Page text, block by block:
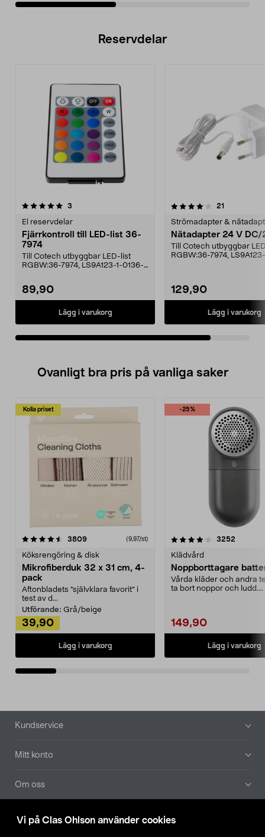
Vi på Clas Ohlson använder cookies
Reservdelar
3
El reservdelar
Fjärrkontroll till LED-list 36-
7974
Till Cotech utbyggbar LED-list
RGBW:36-7974, LS9A123-1-0136-
89,90
Lägg i varukorg
4.0av 5 stjärnor 21
Strömadapter &
Nätadapter 24 V DC/
Till Cotech utbyggbar
RGBW:36-7974,
129,90
Lägg i varukorg
Ovanligt bra pris på vanliga saker
Kolla priset
3809recensioner (9,97/st)
Köksrengöring & disk
Mikrofiberduk 32 x 31 cm, 4-
pack
Aftonbladets "självklara favorit” i
test av d...
Utförande: Grå/beige
39,90
Lägg i varukorg
-25%
4.0av 5 stjärnor 3252
Klädvård
Noppborttagare
Vårda kläder och andra
ta bort noppor och ludd.
149,90
Lägg i varukorg
4.5av 5 stjärnor
Sidfot
Kundservice
Mitt konto
Om oss
Aktuellt